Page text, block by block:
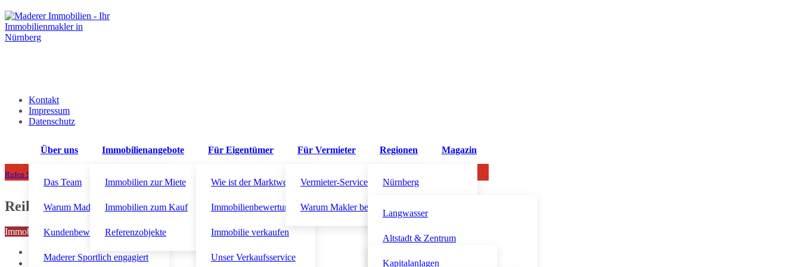
Kontakt
Impressum
Datenschutz
Über uns
Das Team
Warum Maderer Immobilien?
Kundenbewertungen
Maderer Sportlich engagiert
Immobilienangebote
Immobilien zur Miete
Immobilien zum Kauf
Referenzobjekte
Für Eigentümer
Wie ist der Marktwert?
Immobilienbewertung
Immobilie verkaufen
Unser Verkaufsservice
Für Vermieter
Vermieter-Service
Warum Makler beauftragen?
Regionen
Nürnberg
Langwasser
Altstadt & Zentrum
Südstadt
Kapitalanlagen
Magazin
Rufen Sie uns an!
Reihenmittelhaus
Immobiliensuche starten